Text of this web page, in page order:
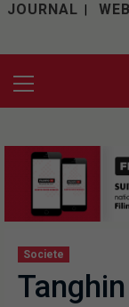
JOURNAL
Societe